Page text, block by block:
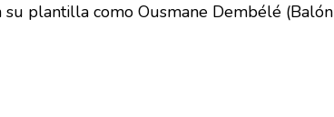
plantilla como Ousmane Dembélé